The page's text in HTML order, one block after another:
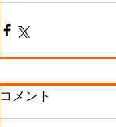
コメント